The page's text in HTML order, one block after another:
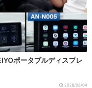
ポータブルディスプレ
2026/08/04